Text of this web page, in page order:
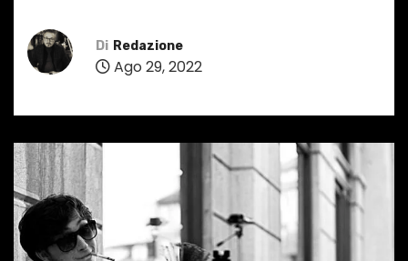
Di Redazione
Ago 29, 2022